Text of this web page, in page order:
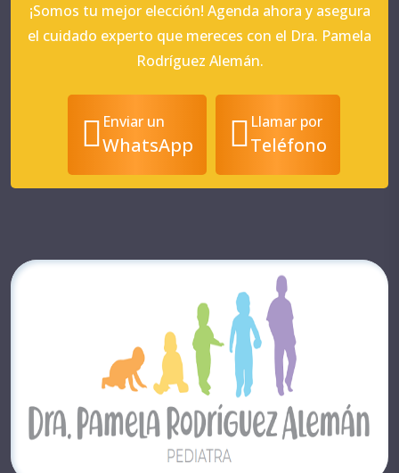
¡Somos tu mejor elección! Agenda ahora y asegura
el cuidado experto que mereces con el Dra. Pamela
Rodríguez Alemán.
Enviar un
WhatsApp
Llamar por
Teléfono